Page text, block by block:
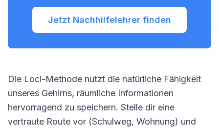
Jetzt Nachhilfelehrer finden
Die Loci-Methode nutzt die natürliche Fähigkeit
unseres Gehirns, räumliche Informationen
hervorragend zu speichern. Stelle dir eine
vertraute Route vor (Schulweg, Wohnung) und